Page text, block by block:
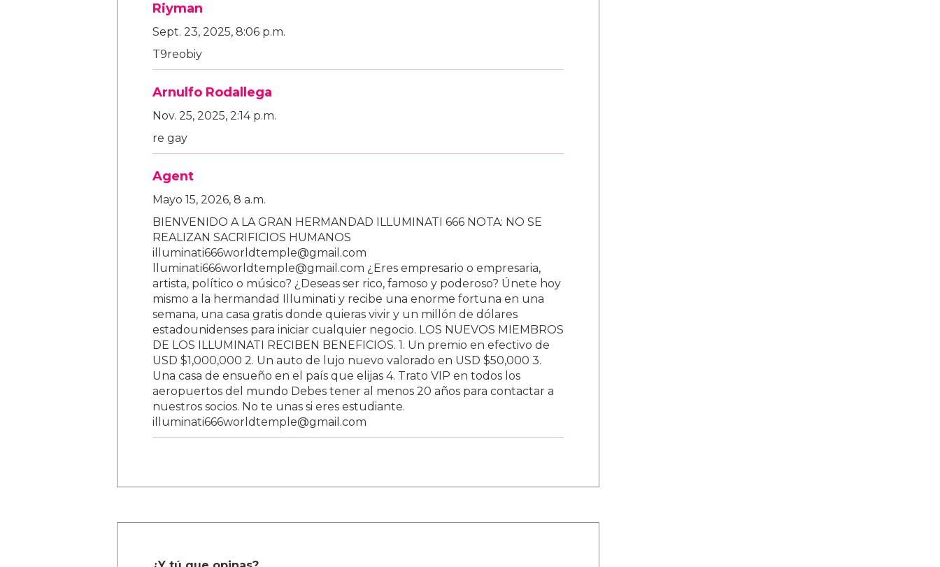
Riyman
Sept. 23, 2025, 8:06 p.m.
T9reobiy
Arnulfo Rodallega
Nov. 25, 2025, 2:14 p.m.
re gay
Agent
Mayo 15, 2026, 8 a.m.
BIENVENIDO A LA GRAN HERMANDAD ILLUMINATI 666 NOTA: NO SE
REALIZAN SACRIFICIOS HUMANOS
illuminati666worldtemple@gmail.com
lluminati666worldtemple@gmail.com ¿Eres empresario o empresaria,
artista, político o músico? ¿Deseas ser rico, famoso y poderoso? Únete hoy
mismo a la hermandad Illuminati y recibe una enorme fortuna en una
semana, una casa gratis donde quieras vivir y un millón de dólares
estadounidenses para iniciar cualquier negocio. LOS NUEVOS MIEMBROS
DE LOS ILLUMINATI RECIBEN BENEFICIOS. 1. Un premio en efectivo de
USD $1,000,000 2. Un auto de lujo nuevo valorado en USD $50,000 3.
Una casa de ensueño en el país que elijas 4. Trato VIP en todos los
aeropuertos del mundo Debes tener al menos 20 años para contactar a
nuestros socios. No te unas si eres estudiante.
illuminati666worldtemple@gmail.com